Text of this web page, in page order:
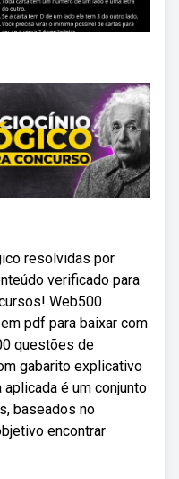
resolvidas por
verificado para
Web500
pdf para baixar com
questões de
gabarito explicativo
é um conjunto
baseados no
encontrar